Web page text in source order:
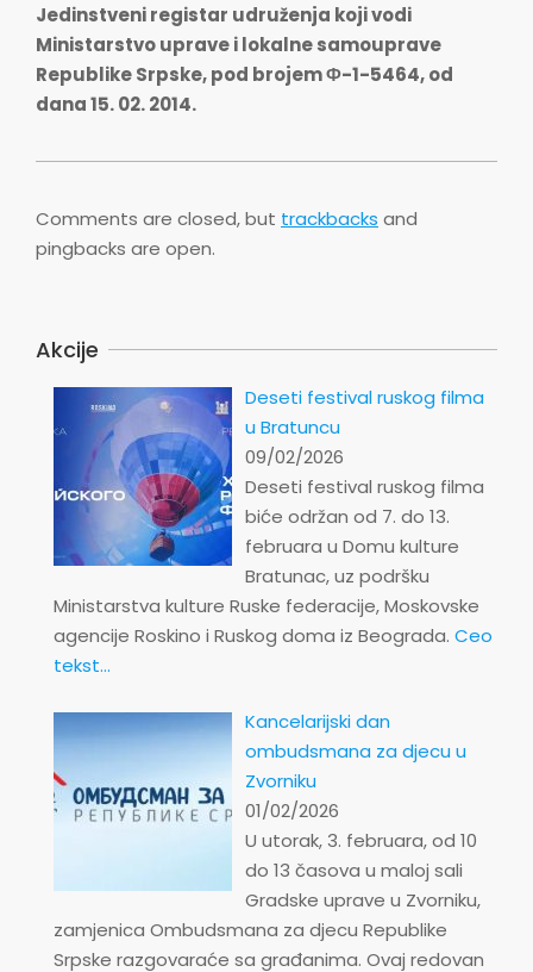
Jedinstveni registar udruženja koji vodi
Ministarstvo uprave i lokalne samouprave
Republike Srpske, pod brojem Ф-1-5464, od
dana 15. 02. 2014.
Comments are closed, but trackbacks and
pingbacks are open.
Akcije
Deseti festival ruskog filma
u Bratuncu
09/02/2026
Deseti festival ruskog filma
biće održan od 7. do 13.
februara u Domu kulture
Bratunac, uz podršku
Ministarstva kulture Ruske federacije, Moskovske
agencije Roskino i Ruskog doma iz Beograda. Ceo
tekst...
Kancelarijski dan
ombudsmana za djecu u
Zvorniku
01/02/2026
U utorak, 3. februara, od 10
do 13 časova u maloj sali
Gradske uprave u Zvorniku,
zamjenica Ombudsmana za djecu Republike
Srpske razgovaraće sa građanima. Ovaj redovan